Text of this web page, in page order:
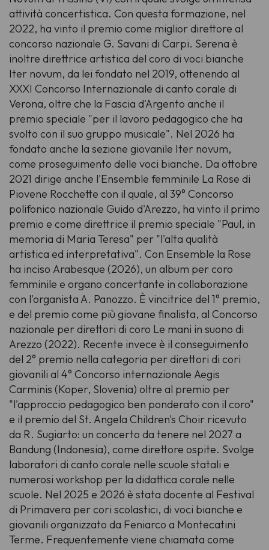
attività concertistica. Con questa formazione, nel
2022, ha vinto il premio come miglior direttore al
concorso nazionale G. Savani di Carpi. Serena è
inoltre direttrice artistica del coro di voci bianche
Iter novum, da lei fondato nel 2019, ottenendo al
XXXI Concorso Internazionale di canto corale di
Verona, oltre che la Fascia d'Argento anche il
premio speciale "per il lavoro pedagogico che ha
svolto con il suo gruppo musicale". Nel 2026 ha
fondato anche la sezione giovanile Iter novum,
come proseguimento delle voci bianche. Da ottobre
2021 dirige anche l'Ensemble femminile La Rose di
Piovene Rocchette con il quale, al 39° Concorso
polifonico nazionale Guido d'Arezzo, ha vinto il primo
premio e come direttrice il premio speciale "Paul, in
memoria di Maria Teresa" per "l'alta qualità
artistica ed interpretativa". Con Ensemble la Rose
ha inciso Arabesque (2026), un album per coro
femminile e organo concertante in collaborazione
con l'organista A. Panozzo. È vincitrice del 1° premio,
e del premio come più giovane finalista, al Concorso
nazionale per direttori di coro Le mani in suono di
Arezzo (2022). Recente invece è il conseguimento
del 2° premio nella categoria per direttori di cori
giovanili al 4° Concorso internazionale Aegis
Carminis (Koper, Slovenia) oltre al premio per
"l'approccio pedagogico ben ponderato con il coro"
e il premio del St. Angela Children's Choir ricevuto
da R. Sugiarto: un concerto da tenere nel 2027 a
Bandung (Indonesia), come direttore ospite. Svolge
laboratori di canto corale nelle scuole statali e
numerosi workshop per la didattica corale nelle
scuole. Nel 2025 e 2026 è stata docente al Festival
di Primavera per cori scolastici, di voci bianche e
giovanili organizzato da Feniarco a Montecatini
Terme. Frequentemente viene chiamata come